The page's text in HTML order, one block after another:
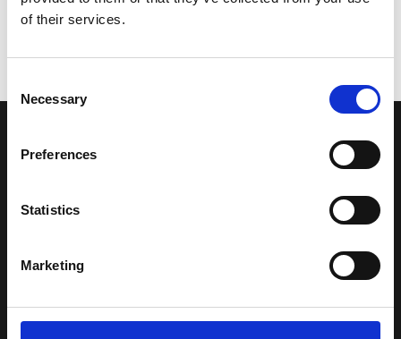
of their services.
Selection
Necessary
Preferences
Statistics
Marketing
LA NOSTRA MISSION
Una comunità di appassionati della cultura tibetana che hanno
avuto modo di viaggiare e conoscere questa meravigliosa regione.
paesaggi e la sua gente è capace di riempire il cuore.
Attraverso i nostri contributi cercheremo agevolare la conoscenza